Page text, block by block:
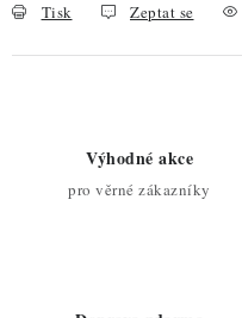
Tisk Zeptat se
Výhodné akce
pro věrné zákazníky